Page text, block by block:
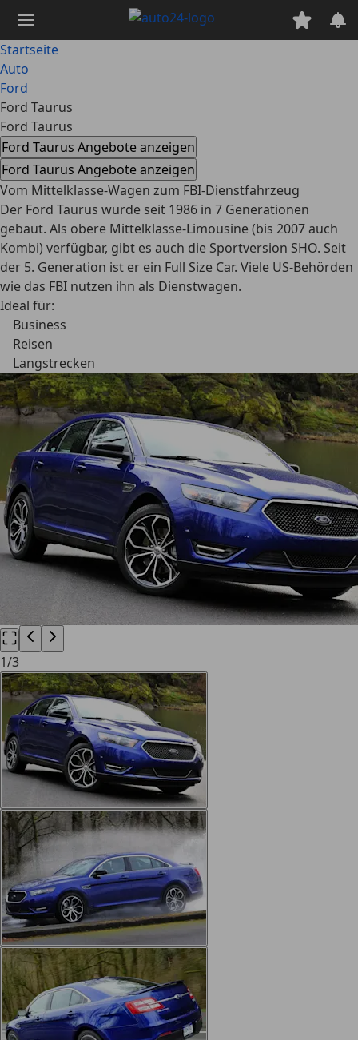
Hauptinhalt
springen
Startseite
Auto
Ford
Ford Taurus
Ford Taurus
Ford Taurus Angebote anzeigen
Ford Taurus Angebote anzeigen
Vom Mittelklasse-Wagen zum FBI-Dienstfahrzeug
Der Ford Taurus wurde seit 1986 in 7 Generationen
gebaut. Als obere Mittelklasse-Limousine (bis 2007 auch
Kombi) verfügbar, gibt es auch die Sportversion SHO. Seit
der 5. Generation ist er ein Full Size Car. Viele US-Behörden
wie das FBI nutzen ihn als Dienstwagen.
Ideal für:
Business
Reisen
Langstrecken
1/3